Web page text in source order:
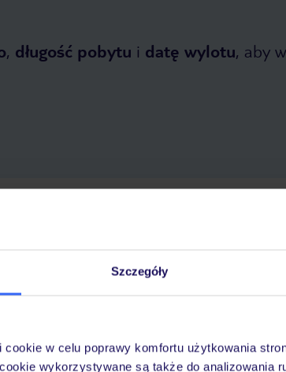
Szczegóły
w celu poprawy komfortu użytkowania
wykorzystywane są także do analizowania
, długość pobytu i datę wylotu, aby
wakacjach 24/7